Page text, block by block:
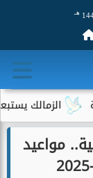
هـ
الزمالك يستبعد 4 لاعبين شباب من حساباته في الموسم الجديد
مواعيد